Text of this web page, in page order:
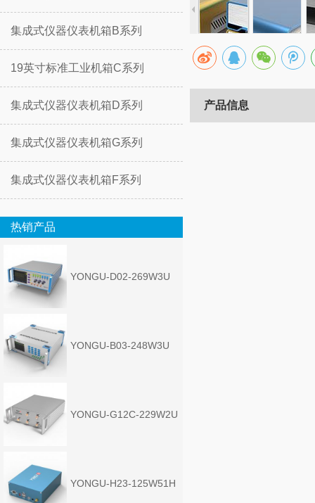
集成式仪器仪表机箱B系列
19英寸标准工业机箱C系列
集成式仪器仪表机箱D系列
集成式仪器仪表机箱G系列
集成式仪器仪表机箱F系列
热销产品
YONGU-D02-269W3U
YONGU-B03-248W3U
YONGU-G12C-229W2U
YONGU-H23-125W51H
产品信息